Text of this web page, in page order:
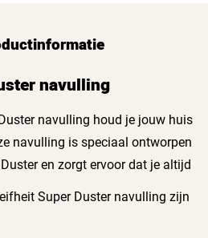
navulling
navulling houd je jouw huis
navulling is speciaal ontworpen
en zorgt ervoor dat je altijd
Super Duster navulling zijn